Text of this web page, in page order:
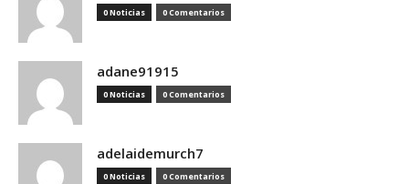
0 Noticias 0 Comentarios
adane91915
0 Noticias 0 Comentarios
adelaidemurch7
0 Noticias 0 Comentarios